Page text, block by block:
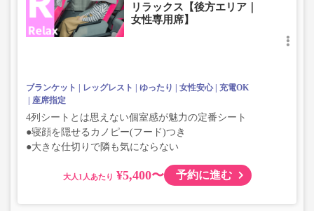
リラックス【後方エリア｜
女性専用席】
ブランケット レッグレスト ゆったり 女性安心
充電OK
座席指定
4列シートとは思えない個室感が魅力の定番シート
●寝顔を隠せるカノピー(フード)つき
●大きな仕切りで隣も気にならない
大人 ¥5,400〜 予約に進む